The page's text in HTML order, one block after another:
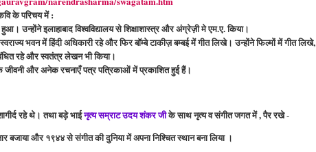
के परिचय में :
उन्होंने इलाहाबाद विश्वविद्यालय से शिक्षाशास्त्र और अंग्रेज़ी मे एम.ए. किया।
भवन में हिंदी अधिकारी रहे और फिर बॉम्बे टाकीज़ बम्बई में गीत लिखे। उन्होंने फिल्मों में गीत लिखे,
रहे और स्वतंत्र लेखन भी किया।
और अनेक रचनाएँ पत्र पत्रिकाओं में प्रकाशित हुई हैं।
रहे थे। तथा बड़े भाईनृत्य सम्राट उदय शंकर जीके साथ नृत्य व संगीत जगत में , पैर रखे-
और १९४४ से संगीत की दुनिया में अपना निश्चित स्थान बना लिया ।